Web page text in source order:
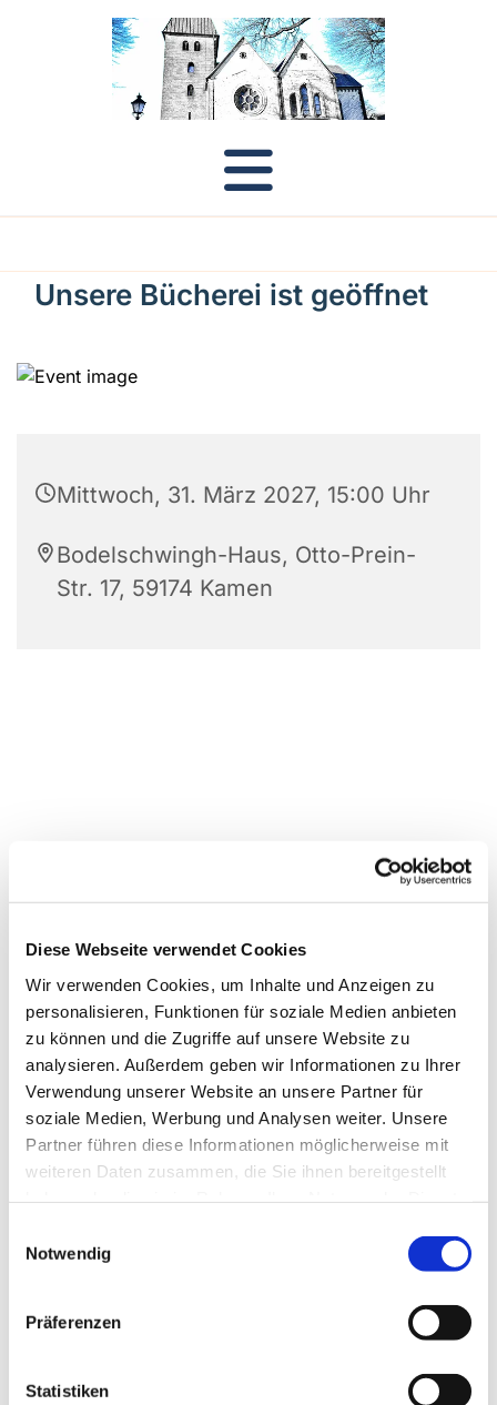
Diese Webseite verwendet Cookies
Wir verwenden Cookies, um Inhalte und Anzeigen zu
personalisieren, Funktionen für soziale Medien anbieten
zu können und die Zugriffe auf unsere Website zu
analysieren. Außerdem geben wir Informationen zu Ihrer
Verwendung unserer Website an unsere Partner für
soziale Medien, Werbung und Analysen weiter. Unsere
Partner führen diese Informationen möglicherweise mit
weiteren Daten zusammen, die Sie ihnen bereitgestellt
Notwendig
Präferenzen
Statistiken
Unsere Bücherei ist geöffnet
Mittwoch, 31. März 2027, 15:00 Uhr
Bodelschwingh-Haus, Otto-Prein-
Str. 17, 59174 Kamen
Dies könnte Sie auch
interessieren